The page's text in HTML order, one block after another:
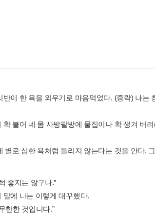
반이 한 욕을 외우기로 마음먹었다. (중략) 나는
확 불어 네 몸 사방팔방에 물집이나 확 생겨 버려
별로 심한 욕처럼 들리지 않는다는 것을 안다.
좋지는 않구나.”
말에 나는 이렇게 대꾸했다.
한한 것입니다.”